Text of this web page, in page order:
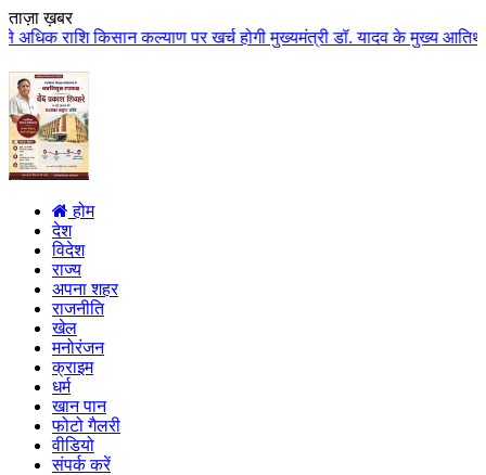
ताज़ा ख़बर
पर खर्च होगी मुख्यमंत्री डॉ. यादव के मुख्य आतिथ्य में ग्वालियर
होम
देश
विदेश
राज्य
अपना शहर
राजनीति
खेल
मनोरंजन
क्राइम
धर्म
खान पान
फोटो गैलरी
वीडियो
संपर्क करें